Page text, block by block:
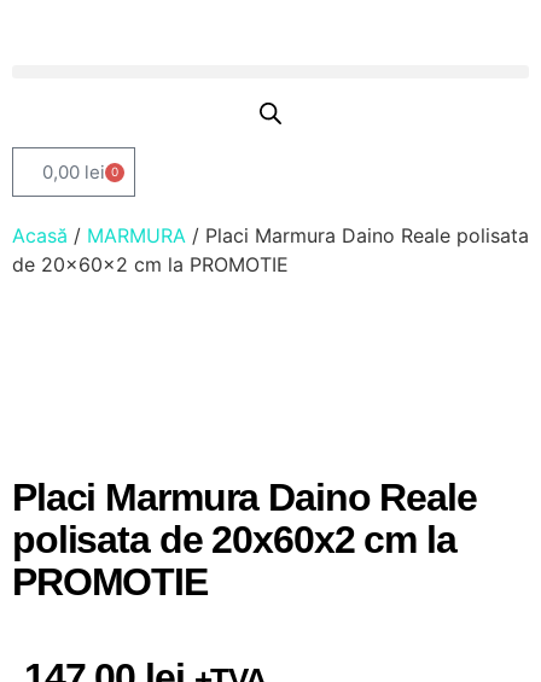
0,00 lei 0
Acasă / MARMURA / Placi Marmura Daino Reale polisata
de 20x60x2 cm la PROMOTIE
Placi Marmura Daino Reale
polisata de 20x60x2 cm la
PROMOTIE